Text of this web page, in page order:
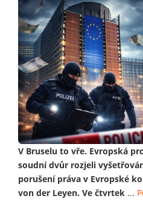
V Bruselu to vře. Evropská
soudní dvůr rozjeli
porušení práva v Evropské
von der Leyen. Ve čtvrtek ...